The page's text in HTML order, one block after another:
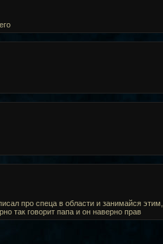
про спеца в области и занимайся
так говорит папа и он наверно прав